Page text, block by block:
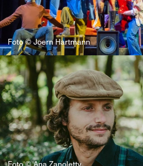
Foto © Joern Hartmann